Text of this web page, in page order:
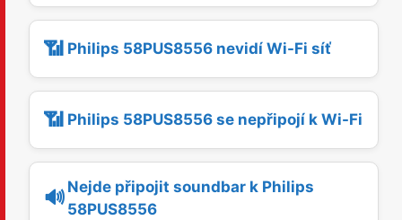
📶 Philips 58PUS8556 nevidí Wi-Fi síť
📶 Philips 58PUS8556 se nepřipojí k Wi-Fi
🔊 Nejde připojit soundbar k Philips
58PUS8556